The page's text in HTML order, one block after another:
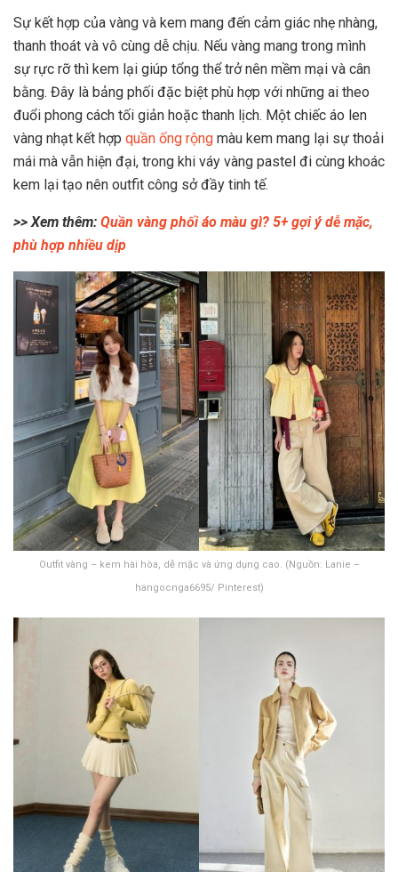
Sự kết hợp của vàng và kem mang đến cảm giác nhẹ nhàng,
thanh thoát và vô cùng dễ chịu. Nếu vàng mang trong mình
sự rực rỡ thì kem lại giúp tổng thể trở nên mềm mại và cân
bằng. Đây là bảng phối đặc biệt phù hợp với những ai theo
đuổi phong cách tối giản hoặc thanh lịch. Một chiếc áo len
vàng nhạt kết hợp quần ống rộng màu kem mang lại sự thoải
mái mà vẫn hiện đại, trong khi váy vàng pastel đi cùng khoác
kem lại tạo nên outfit công sở đầy tinh tế.
>> Xem thêm: Quần vàng phối áo màu gì? 5+ gợi ý dễ mặc,
phù hợp nhiều dịp
Outfit vàng – kem hài hòa, dễ mặc và ứng dụng cao. (Nguồn: Lanie –
hangocnga6695/ Pinterest)